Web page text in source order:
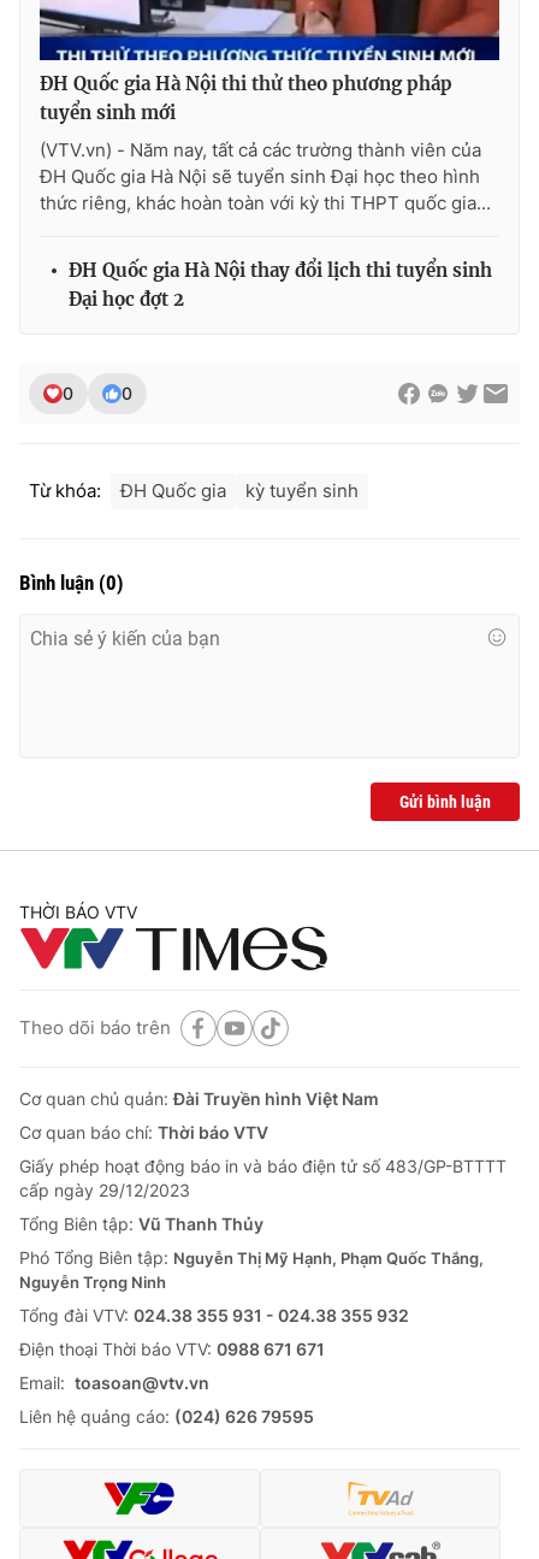
ĐH Quốc gia Hà Nội thi thử theo phương pháp
tuyển sinh mới
(VTV.vn) - Năm nay, tất cả các trường thành viên của
ĐH Quốc gia Hà Nội sẽ tuyển sinh Đại học theo hình
thức riêng, khác hoàn toàn với kỳ thi THPT quốc gia...
ĐH Quốc gia Hà Nội thay đổi lịch thi tuyển sinh
Đại học đợt 2
0 0
Từ khóa: ĐH Quốc gia kỳ tuyển sinh
Bình luận (0)
Gửi bình luận
THỜI BÁO VTV
Theo dõi báo trên
Cơ quan chủ quản:Đài Truyền hình Việt Nam
Cơ quan báo chí: Thời báo VTV
Giấy phép hoạt động báo in và báo điện tử số 483/GP-BTTTT
cấp ngày 29/12/2023
Tổng Biên tập: Vũ Thanh Thủy
Phó Tổng Biên tập: Nguyễn Thị Mỹ Hạnh, Phạm Quốc Thắng,
Nguyễn Trọng Ninh
Tổng đài VTV: 024.38 355 931 - 024.38 355 932
Ðiện thoại Thời báo VTV: 0988 671 671
Email: toasoan@vtv.vn
Liên hệ quảng cáo: (024) 626 79595